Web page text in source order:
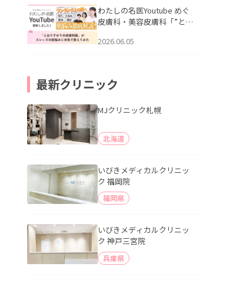
公開いたしました。
わたしの名医Youtube めぐ
皮膚科・美容皮膚科「”とお
ッズの肌悩みに本気で答え
2026.06.05
最新クリニック
MJクリニック札幌
北海道
いびきメディカルクリニッ
ク 福岡院
福岡県
いびきメディカルクリニッ
ク 神戸三宮院
兵庫県